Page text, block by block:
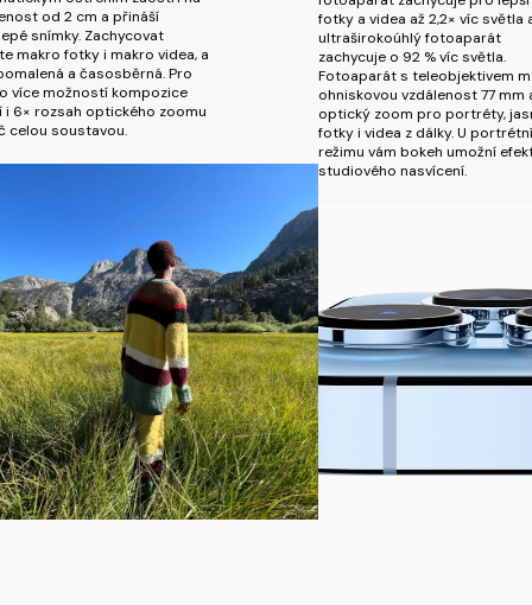
od 2 cm a přináší
snímky. Zachycovat
makro fotky i makro videa, a
a časosběrná. Pro
více možností kompozice
i 6× rozsah optického zoomu
celou soustavou.
fotky a videa až 2,2× víc světla
ultraširokoúhlý fotoaparát
zachycuje o 92 % víc světla.
Fotoaparát s teleobjektivem
ohniskovou vzdálenost 77 mm
optický zoom pro portréty,
fotky i videa z dálky. U
režimu vám bokeh umožní
studiového nasvícení.